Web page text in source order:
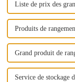
Liste de prix des
Produits de
Grand produit de
Service de stockage